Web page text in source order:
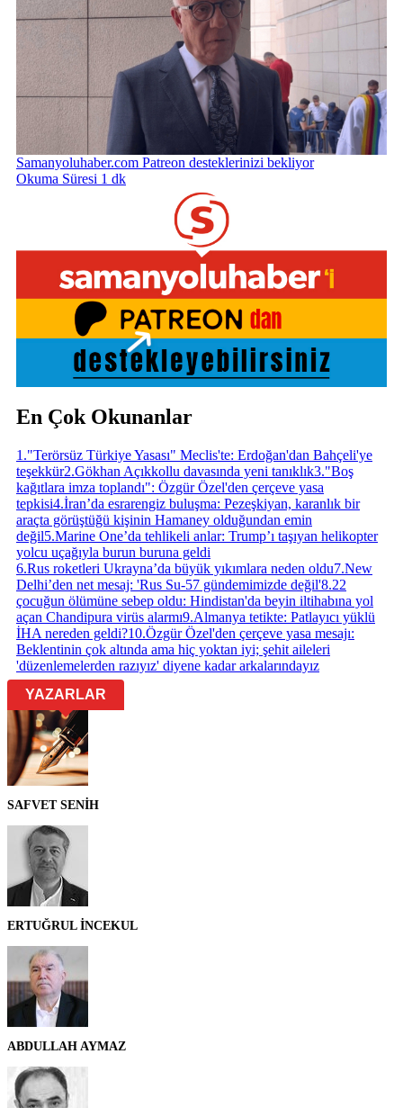
Samanyoluhaber.com Patreon desteklerinizi bekliyor
Okuma Süresi 1 dk
En Çok Okunanlar
1 ."Terörsüz Türkiye Yasası" Meclis'te: Erdoğan'dan Bahçeli'ye
teşekkür2.Gökhan Açıkkollu davasında yeni tanıklık3."Boş
kağıtlara imza toplandı": Özgür Özel'den çerçeve yasa
tepkisi4.İran’da esrarengiz buluşma: Pezeşkiyan, karanlık bir
araçta görüştüğü kişinin Hamaney olduğundan emin
değil5.Marine One’da tehlikeli anlar: Trump’ı taşıyan helikopter
yolcu uçağıyla burun buruna geldi
6.Rus roketleri Ukrayna’da büyük yıkımlara neden oldu7.New
Delhi’den net mesaj: 'Rus Su-57 gündemimizde değil'8.22
çocuğun ölümüne sebep oldu: Hindistan'da beyin iltihabına yol
açan Chandipura virüs alarmı9.Almanya tetikte: Patlayıcı yüklü
İHA nereden geldi?10.Özgür Özel'den çerçeve yasa mesajı:
Beklentinin çok altında ama hiç yoktan iyi; şehit aileleri
'düzenlemelerden razıyız' diyene kadar arkalarındayız
YAZARLAR
SAFVET SENİH
ERTUĞRUL İNCEKUL
ABDULLAH AYMAZ